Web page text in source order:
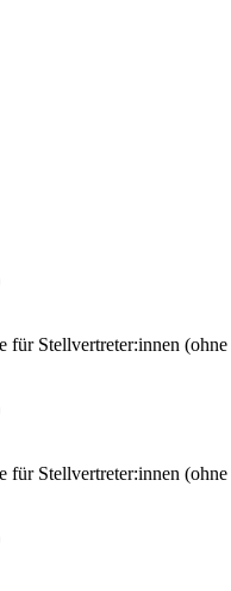
Stellvertreter:innen
Stellvertreter:innen